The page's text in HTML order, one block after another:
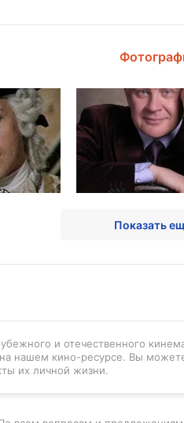
Показать
и отечественного
нашем кино-ресурсе. Вы
их личной жизни.